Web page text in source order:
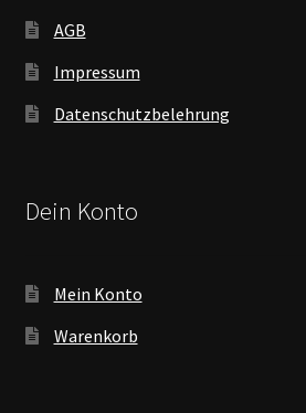
AGB
Impressum
Datenschutzbelehrung
Dein Konto
Mein Konto
Warenkorb